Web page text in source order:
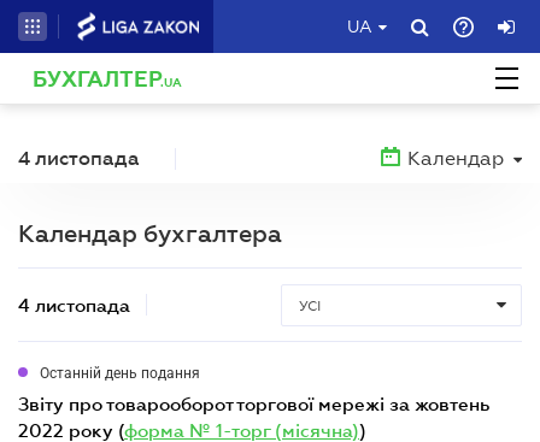
UA
БУХГАЛТЕР.UA
4 листопада Календар
Календар бухгалтера
4 листопада УСІ
Останній день подання
звіту про товарооборот торгової мережі за жовтень
2022 року (форма № 1-торг (місячна))